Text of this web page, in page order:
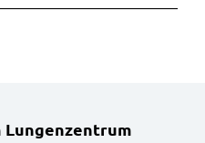
Lungenzentrum